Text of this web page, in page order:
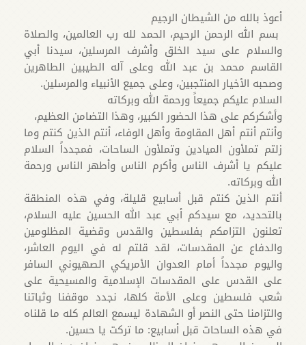
أعوذ بالله من الشيطان الرجيم
بسم الله الرحمن الرحيم، الحمد لله رب العالمين، والصلاة
والسلام على سيد الخلق وأشرف المرسلين، سيدنا أبي
القاسم محمد بن عبد الله وعلى آله الطيبين الطاهرين
وصحبه الأخيار المنتجبين، وعلى جميع الأنبياء والمرسلين.
السلام عليكم جميعاً ورحمة الله وبركاته
وأشكركم على هذا الحضور الكبير، وهذا التضامن العظيم،
وأنتم أنتم أهل المقاومة وأهل الوفاء، أنتم الذين كنتم وما
زلتم تملأون الميادين وتملأون الساحات، فمجدداً السلام
عليكم يا أشرف الناس وأكرم الناس وأطهر الناس ورحمة
الله وبركاته.
أنتم الذين كنتم قبل أسابيع قليلة، وفي هذه المنطقة
بالتحديد، مع سيدكم أبي عبد الله الحسين عليه السلام،
تعلنون التزامكم بفلسطين والقدس وقضية المظلومين
والدفاع عن المقدسات، لقد قلتم له في اليوم العاشر،
واليوم مجدداً أمام العدوان الأمريكي الصهيوني السافر
على القدس على المقدسات الإسلامية والمسيحية على
شعب فلسطين وعلى الأمة كلها، نجدد موقفنا وثباتنا
والتزامنا حتى النصر أو الشهادة ليسمع العالم كله ما قلناه
في هذه الساحات قبل أسابيع: ما تركت يا حسين.